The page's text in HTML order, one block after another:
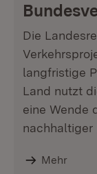
Die
langfristige
Land nutzt
eine Wende
nachhaltiger
Mehr